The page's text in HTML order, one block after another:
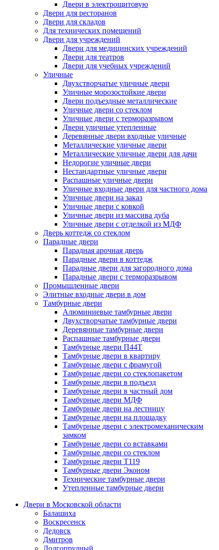
Двери в электрощитовую
Двери для ресторанов
Двери для складов
Для технических помещений
Двери для учреждений
Двери для медицинских учреждений
Двери для театров
Двери для учебных учреждений
Уличные
Двухстворчатые уличные двери
Уличные морозостойкие двери
Двери подъездные металлические
Уличные двери со стеклом
Уличные двери с терморазрывом
Двери уличные утепленные
Деревянные двери входные уличные
Металлические уличные двери
Металлические уличные двери для дачи
Недорогие уличные двери
Нестандартные уличные двери
Распашные уличные двери
Уличные входные двери для частного дома
Уличные двери на заказ
Уличные двери с ковкой
Уличные двери из массива дуба
Уличные двери с отделкой из МДФ
Дверь коттедж со стеклом
Парадные двери
Парадная арочная дверь
Парадные двери в коттедж
Парадные двери для загородного дома
Парадные двери с терморазрывом
Промышленные двери
Элитные входные двери в дом
Тамбурные двери
Алюминиевые тамбурные двери
Двухстворчатые тамбурные двери
Деревянные тамбурные двери
Распашные тамбурные двери
Тамбурные двери П44Т
Тамбурные двери в квартиру
Тамбурные двери с фрамугой
Тамбурные двери со стеклопакетом
Тамбурные двери в подъезд
Тамбурные двери в частный дом
Тамбурные двери МДФ
Тамбурные двери на лестницу
Тамбурные двери на площадку
Тамбурные двери с электромеханическим
замком
Тамбурные двери со вставками
Тамбурные двери со стеклом
Тамбурные двери Т119
Тамбурные двери Эконом
Технические тамбурные двери
Утепленные тамбурные двери
Двери в Московской области
Балашиха
Воскресенск
Дедовск
Дмитров
Долгопрудный